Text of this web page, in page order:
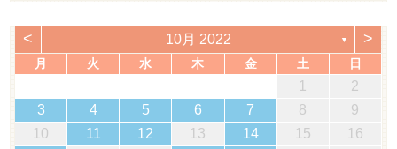
< 10月 2022 ▼ >
月 火 水 木 金 土 日
1
2
3
4 5 6 7 8
9
10
11 12 13 14 15
16